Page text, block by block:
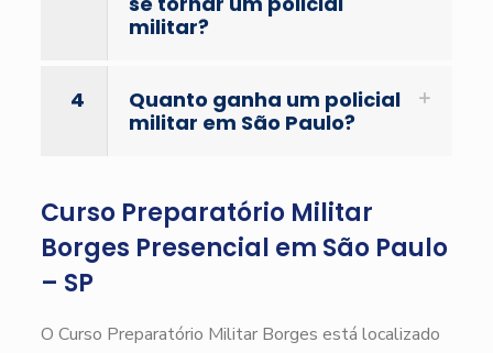
militar?
4
Quanto ganha um policial
militar em São Paulo?
Curso Preparatório Militar
Borges Presencial em São Paulo
– SP
O Curso Preparatório Militar Borges está localizado